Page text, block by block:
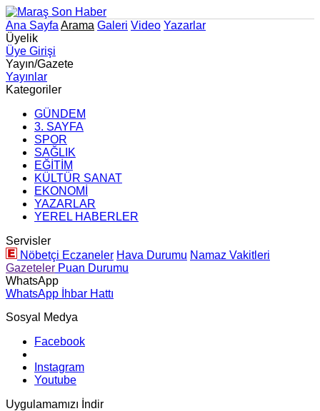
Ana Sayfa Arama Galeri Video Yazarlar
Üyelik
Üye Girişi
Yayın/Gazete
Yayınlar
Kategoriler
GÜNDEM
3. SAYFA
SPOR
SAĞLIK
EĞİTİM
KÜLTÜR SANAT
EKONOMİ
YAZARLAR
YEREL HABERLER
Servisler
Nöbetçi Eczaneler Hava Durumu Namaz Vakitleri
Gazeteler Puan Durumu
WhatsApp
WhatsApp İhbar Hattı
Sosyal Medya
Facebook
Instagram
Youtube
Uygulamamızı İndir